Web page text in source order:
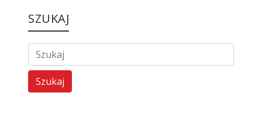
SZUKAJ
Szukaj